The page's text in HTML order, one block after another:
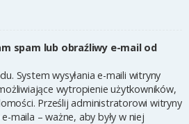
spam lub obraźliwy e-mail od
System wysyłania e-maili witryny
wytropienie użytkowników,
Prześlij administratorowi witryny
maila – ważne, aby były w niej